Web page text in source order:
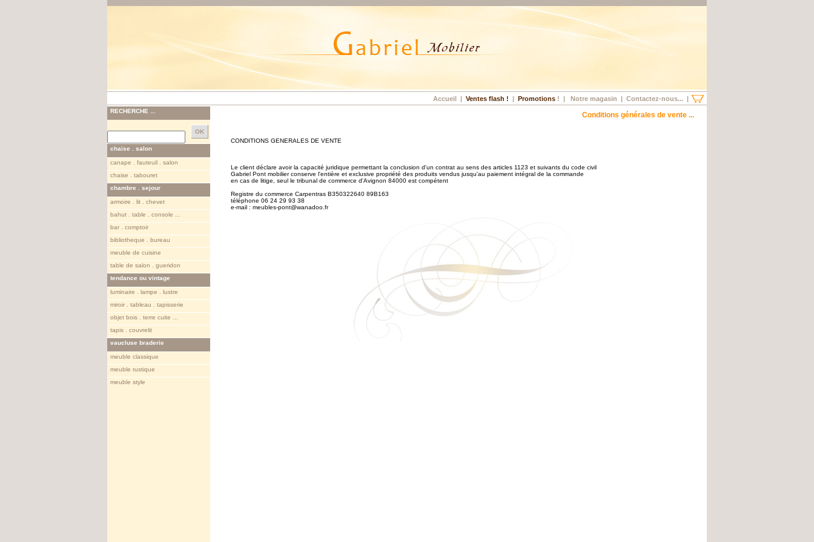
Accueil | Ventes flash ! | Promotions ! | Notre magasin | Contactez-nous... |
RECHERCHE ...
chaise . salon
canape . fauteuil . salon
chaise . tabouret
chambre . sejour
armoire . lit . chevet
bahut . table . console ...
bar . comptoir
bibliotheque . bureau
meuble de cuisine
table de salon . gueridon
tendance ou vintage
luminaire . lampe . lustre
miroir . tableau . tapisserie
objet bois . terre cuite ...
tapis . couvrelit
vaucluse braderie
meuble classique
meuble rustique
meuble style
Conditions générales de vente ...
CONDITIONS GENERALES DE VENTE
Le client déclare avoir la capacité juridique permettant la conclusion d'un contrat au sens des articles 1123 et suivants du code civil
Gabriel Pont mobilier conserve l'entière et exclusive propriété des produits vendus jusqu'au paiement intégral de la commande
en cas de litige, seul le tribunal de commerce d'Avignon 84000 est compétent
Registre du commerce Carpentras B350322640 89B163
téléphone 06 24 29 93 38
e-mail : meubles-pont@wanadoo.fr